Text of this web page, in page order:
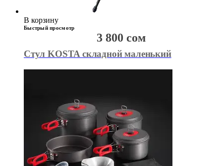
В корзину
Быстрый просмотр
Стул KOSTA складной маленький
3 800 сом